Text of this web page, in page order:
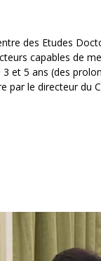
des Etudes
capables de
et 5 ans (des
par le directeur du